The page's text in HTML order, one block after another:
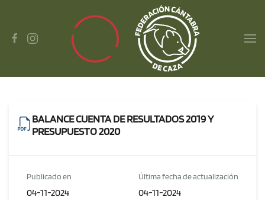
Skip to main content
BALANCE CUENTA DE RESULTADOS 2019 Y
PRESUPUESTO 2020
Publicado en
04-11-2024
Última fecha de actualización
04-11-2024